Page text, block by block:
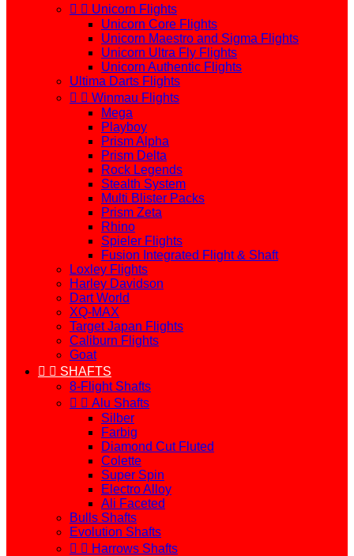
  Unicorn Flights
Unicorn Core Flights
Unicorn Maestro and Sigma Flights
Unicorn Ultra Fly Flights
Unicorn Authentic Flights
Ultima Darts Flights
  Winmau Flights
Mega
Playboy
Prism Alpha
Prism Delta
Rock Legends
Stealth System
Multi Blister Packs
Prism Zeta
Rhino
Spieler Flights
Fusion Integrated Flight & Shaft
Loxley Flights
Harley Davidson
Dart World
XQ-MAX
Target Japan Flights
Caliburn Flights
Goat
  SHAFTS
8-Flight Shafts
  Alu Shafts
Silber
Farbig
Diamond Cut Fluted
Colette
Super Spin
Electro Alloy
Ali Faceted
Bulls Shafts
Evolution Shafts
  Harrows Shafts